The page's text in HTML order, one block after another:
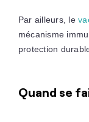
Par ailleurs, le
mécanisme
protection
Quand se